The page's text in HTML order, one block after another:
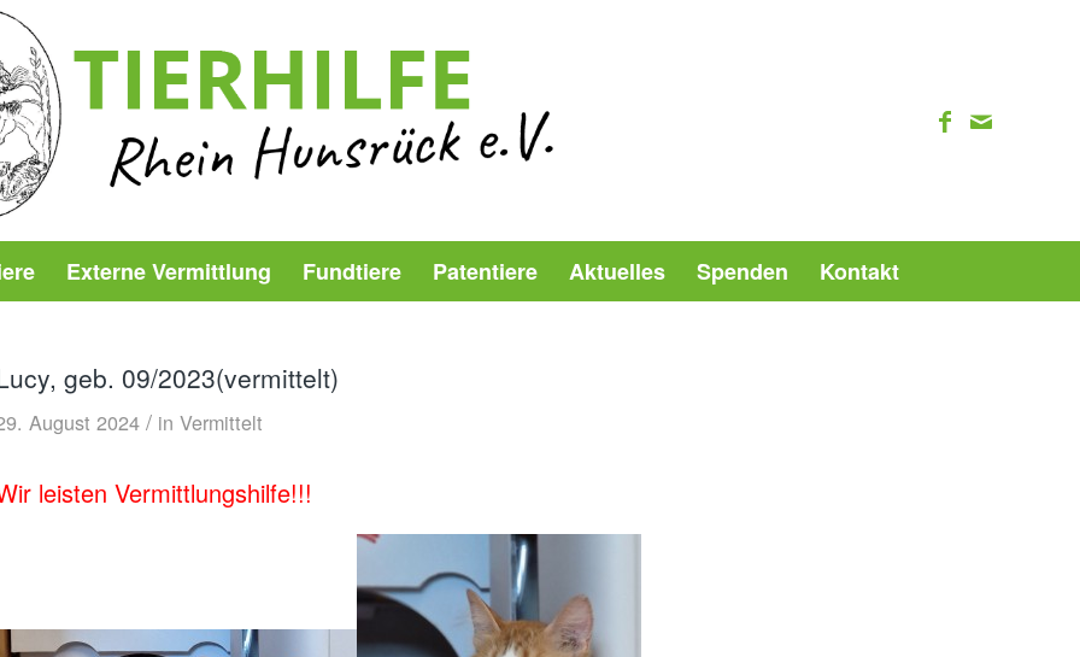
Externe Vermittlung Fundtiere Patentiere Aktuelles Spenden Kontakt
geb. 09/2023(vermittelt)
August 2024 / in Vermittelt
leisten Vermittlungshilfe!!!